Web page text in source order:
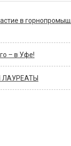
в
– в Уфе!
ЛАУРЕАТЫ